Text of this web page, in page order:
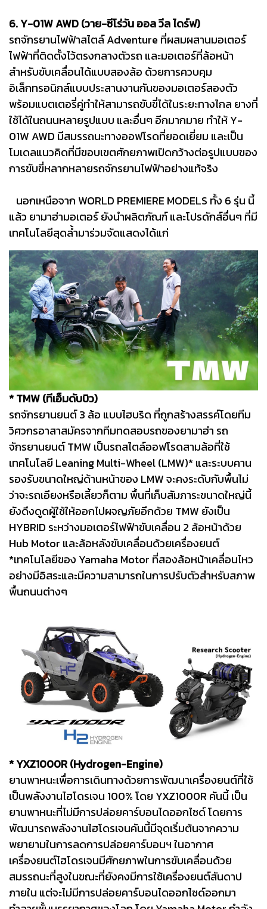
6. Y-01W AWD (วาย-ซีโร่วัน ออล วีล ไดร์ฟ)
รถจักรยานไฟฟ้าสไตล์ Adventure ที่ผสมผสานมอเตอร์
ไฟฟ้าที่ติดตั้งไว้ตรงกลางตัวรถ และมอเตอร์ที่ล้อหน้า
สำหรับขับเคลื่อนได้แบบสองล้อ ด้วยการควบคุม
อิเล็กทรอนิกส์แบบประสานงานกันของมอเตอร์สองตัว
พร้อมแบตเตอรี่คู่ทำให้สามารถขับขี่ได้ในระยะทางไกล ยางที่
ใช้ได้ในถนนหลายรูปแบบ และอื่นๆ อีกมากมาย ทำให้ Y-
01W AWD มีสมรรถนะทางออฟโรดที่ยอดเยี่ยม และเป็น
โมเดลแนวคิดที่มีขอบเขตศักยภาพเปิดกว้างต่อรูปแบบของ
การขับขี่หลากหลายรถจักรยานไฟฟ้าอย่างแท้จริง
นอกเหนือจาก WORLD PREMIERE MODELS ทั้ง 6 รุ่น นี้
แล้ว ยามาฮ่ามอเตอร์ ยังนำผลิตภัณฑ์ และโปรดักส์อื่นๆ ที่มี
เทคโนโลยีสุดล้ำมาร่วมจัดแสดงได้แก่
* TMW (ทีเอ็มดับบิว)
รถจักรยานยนต์ 3 ล้อ แบบไฮบริด ที่ถูกสร้างสรรค์โดยทีม
วิศวกรอาสาสมัครจากทีมทดสอบรถของยามาฮ่า รถ
จักรยานยนต์ TMW เป็นรถสไตล์ออฟโรดสามล้อที่ใช้
เทคโนโลยี Leaning Multi-Wheel (LMW)* และระบบคาน
รองรับขนาดใหญ่ด้านหน้าของ LMW จะคงระดับกับพื้นไม่
ว่าจะรถเอียงหรือเลี้ยวก็ตาม พื้นที่เก็บสัมภาระขนาดใหญ่นี้
ยังดึงดูดผู้ใช้ให้ออกไปผจญภัยอีกด้วย TMW ยังเป็น
HYBRID ระหว่างมอเตอร์ไฟฟ้าขับเคลื่อน 2 ล้อหน้าด้วย
Hub Motor และล้อหลังขับเคลื่อนด้วยเครื่องยนต์
*เทคโนโลยีของ Yamaha Motor ที่สองล้อหน้าเคลื่อนไหว
อย่างมีอิสระและมีความสามารถในการปรับตัวสำหรับสภาพ
พื้นถนนต่างๆ
* YXZ1000R (Hydrogen-Engine)
ยานพาหนะเพื่อการเดินทางด้วยการพัฒนาเครื่องยนต์ที่ใช้
เป็นพลังงานไฮโดรเจน 100% โดย YXZ1000R คันนี้ เป็น
ยานพาหนะที่ไม่มีการปล่อยคาร์บอนไดออกไซด์ โดยการ
พัฒนารถพลังงานไฮโดรเจนคันนี้มีจุดเริ่มต้นจากความ
พยายามในการลดการปล่อยคาร์บอนฯ ในอากาศ
เครื่องยนต์ไฮโดรเจนมีศักยภาพในการขับเคลื่อนด้วย
สมรรถนะที่สูงในขณะที่ยังคงมีการใช้เครื่องยนต์สันดาป
ภายใน แต่จะไม่มีการปล่อยคาร์บอนไดออกไซด์ออกมา